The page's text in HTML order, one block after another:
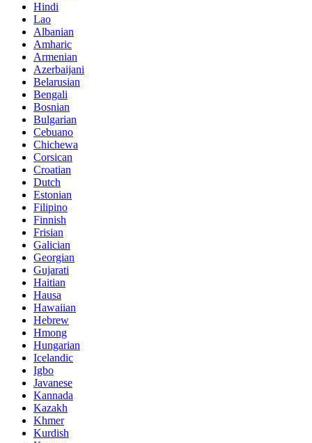
Hindi
Lao
Albanian
Amharic
Armenian
Azerbaijani
Belarusian
Bengali
Bosnian
Bulgarian
Cebuano
Chichewa
Corsican
Croatian
Dutch
Estonian
Filipino
Finnish
Frisian
Galician
Georgian
Gujarati
Haitian
Hausa
Hawaiian
Hebrew
Hmong
Hungarian
Icelandic
Igbo
Javanese
Kannada
Kazakh
Khmer
Kurdish